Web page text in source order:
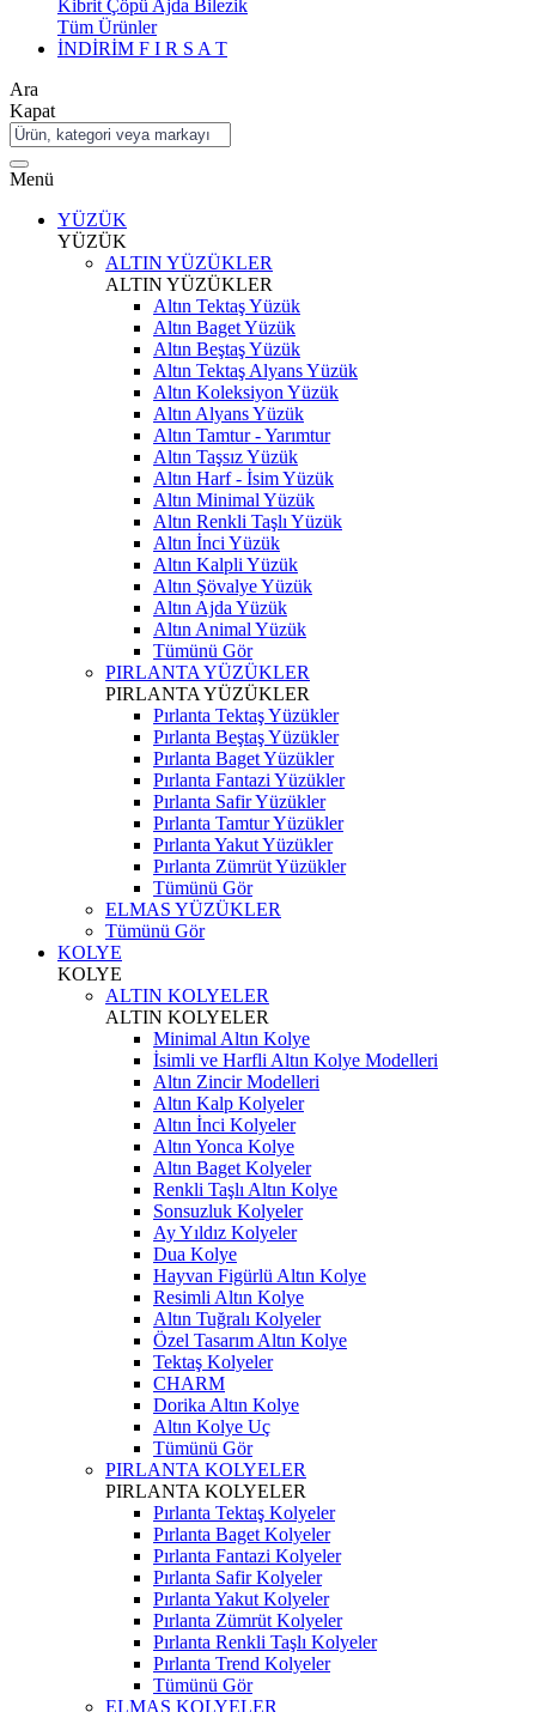
Kibrit Çöpü Ajda Bilezik
Tüm Ürünler
İNDİRİM F I R S A T
Ara
Kapat
Menü
YÜZÜK
YÜZÜK
ALTIN YÜZÜKLER
ALTIN YÜZÜKLER
Altın Tektaş Yüzük
Altın Baget Yüzük
Altın Beştaş Yüzük
Altın Tektaş Alyans Yüzük
Altın Koleksiyon Yüzük
Altın Alyans Yüzük
Altın Tamtur - Yarımtur
Altın Taşsız Yüzük
Altın Harf - İsim Yüzük
Altın Minimal Yüzük
Altın Renkli Taşlı Yüzük
Altın İnci Yüzük
Altın Kalpli Yüzük
Altın Şövalye Yüzük
Altın Ajda Yüzük
Altın Animal Yüzük
Tümünü Gör
PIRLANTA YÜZÜKLER
PIRLANTA YÜZÜKLER
Pırlanta Tektaş Yüzükler
Pırlanta Beştaş Yüzükler
Pırlanta Baget Yüzükler
Pırlanta Fantazi Yüzükler
Pırlanta Safir Yüzükler
Pırlanta Tamtur Yüzükler
Pırlanta Yakut Yüzükler
Pırlanta Zümrüt Yüzükler
Tümünü Gör
ELMAS YÜZÜKLER
Tümünü Gör
KOLYE
KOLYE
ALTIN KOLYELER
ALTIN KOLYELER
Minimal Altın Kolye
İsimli ve Harfli Altın Kolye Modelleri
Altın Zincir Modelleri
Altın Kalp Kolyeler
Altın İnci Kolyeler
Altın Yonca Kolye
Altın Baget Kolyeler
Renkli Taşlı Altın Kolye
Sonsuzluk Kolyeler
Ay Yıldız Kolyeler
Dua Kolye
Hayvan Figürlü Altın Kolye
Resimli Altın Kolye
Altın Tuğralı Kolyeler
Özel Tasarım Altın Kolye
Tektaş Kolyeler
CHARM
Dorika Altın Kolye
Altın Kolye Uç
Tümünü Gör
PIRLANTA KOLYELER
PIRLANTA KOLYELER
Pırlanta Tektaş Kolyeler
Pırlanta Baget Kolyeler
Pırlanta Fantazi Kolyeler
Pırlanta Safir Kolyeler
Pırlanta Yakut Kolyeler
Pırlanta Zümrüt Kolyeler
Pırlanta Renkli Taşlı Kolyeler
Pırlanta Trend Kolyeler
Tümünü Gör
ELMAS KOLYELER